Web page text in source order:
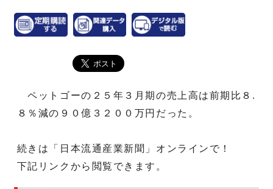
ペットゴーの２５年３月期の売上高は前期比８.
８％減の９０億３２００万円だった。
続きは「日本流通産業新聞」オンラインで！
下記リンクから閲覧できます。